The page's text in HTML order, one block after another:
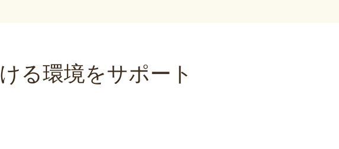
る環境をサポート